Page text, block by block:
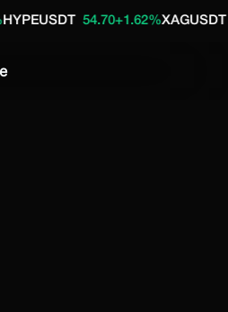
54.70+1.62%XAGUSDT 63.93